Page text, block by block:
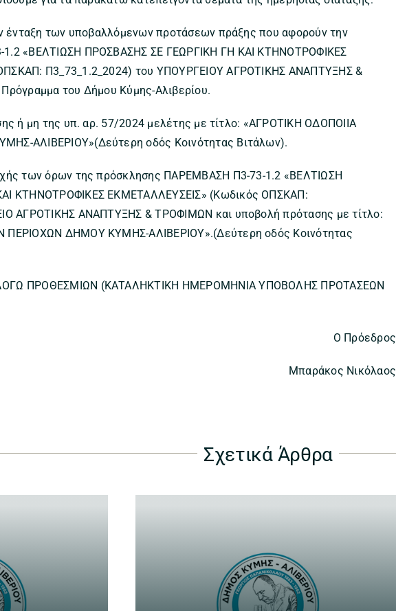
ένταξη των υποβαλλόμενων προτάσεων πράξης που αφορούν την
«ΒΕΛΤΙΩΣΗ ΠΡΟΣΒΑΣΗΣ ΣΕ ΓΕΩΡΓΙΚΗ ΓΗ ΚΑΙ ΚΤΗΝΟΤΡΟΦΙΚΕΣ
Π3_73_1.2_2024) του ΥΠΟΥΡΓΕΙΟΥ ΑΓΡΟΤΙΚΗΣ ΑΝΑΠΤΥΞΗΣ &
του Δήμου Κύμης-Αλιβερίου.
ή μη της υπ. αρ. 57/2024 μελέτης με τίτλο: «ΑΓΡΟΤΙΚΗ ΟΔΟΠΟΙΙΑ
ΑΛΙΒΕΡΙΟΥ»(Δεύτερη οδός Κοινότητας Βιτάλων).
των όρων της πρόσκλησης ΠΑΡΕΜΒΑΣΗ Π3-73-1.2 «ΒΕΛΤΙΩΣΗ
ΚΤΗΝΟΤΡΟΦΙΚΕΣ ΕΚΜΕΤΑΛΛΕΥΣΕΙΣ» (Κωδικός ΟΠΣΚΑΠ:
ΑΓΡΟΤΙΚΗΣ ΑΝΑΠΤΥΞΗΣ & ΤΡΟΦΙΜΩΝ και υποβολή πρότασης με τίτλο:
ΠΕΡΙΟΧΩΝ ΔΗΜΟΥ ΚΥΜΗΣ-ΑΛΙΒΕΡΙΟΥ».(Δεύτερη οδός Κοινότητας
ΠΡΟΘΕΣΜΙΩΝ (ΚΑΤΑΛΗΚΤΙΚΗ ΗΜΕΡΟΜΗΝΙΑ ΥΠΟΒΟΛΗΣ ΠΡΟΤΑΣΕΩΝ
Ο Πρόεδρος
Μπαράκος Νικόλαος
Σχετικά Άρθρα